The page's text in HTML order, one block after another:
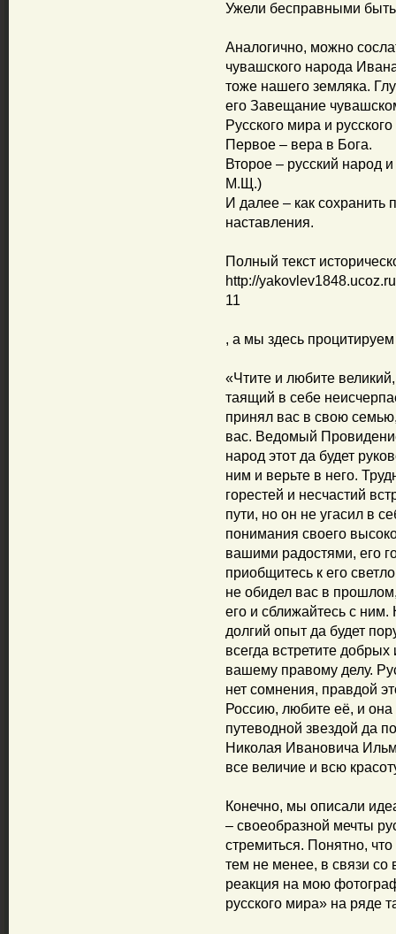
Ужели бесправными
Аналогично, можно
чувашского народа
тоже нашего земляка.
его Завещание
Русского мира и
Первое – вера в Бога.
Второе – русский народ
М.Щ.)
И далее – как
наставления.
Полный текст
http://
11
, а мы здесь
«Чтите и любите
таящий в себе
принял вас в свою
вас. Ведомый
народ этот да будет
ним и верьте в него.
горестей и несчастий
пути, но он не угасил в
понимания своего
вашими радостями, его
приобщитесь к его
не обидел вас в
его и сближайтесь с
долгий опыт да будет
всегда встретите
вашему правому делу.
нет сомнения, правдой
Россию, любите её, и
путеводной звездой да
Николая Ивановича
все величие и всю
Конечно, мы описали
– своеобразной мечты
стремиться. Понятно,
тем не менее, в связи
реакция на мою
русского мира» на ряде